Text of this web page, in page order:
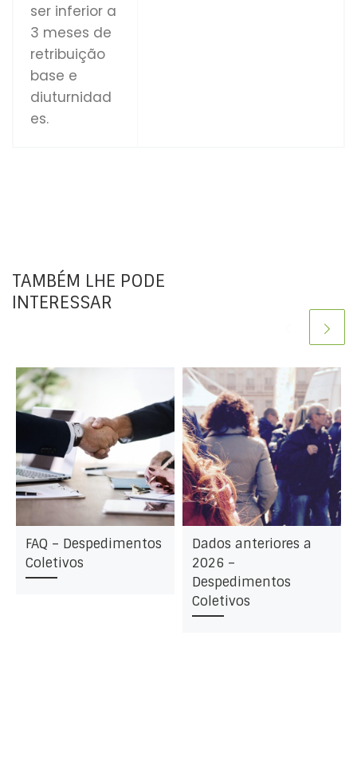
ser inferior a
3 meses de
retribuição
base e
diuturnidad
es.
TAMBÉM LHE PODE
INTERESSAR
FAQ – Despedimentos
Coletivos
Dados anteriores a
2026 –
Despedimentos
Coletivos